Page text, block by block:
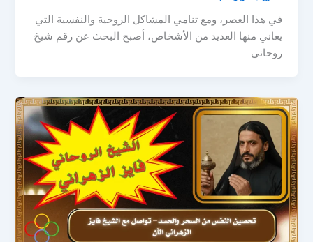
في هذا العصر، ومع تنامي المشاكل الروحية والنفسية التي
يعاني منها العديد من الأشخاص، أصبح البحث عن رقم شيخ
روحاني